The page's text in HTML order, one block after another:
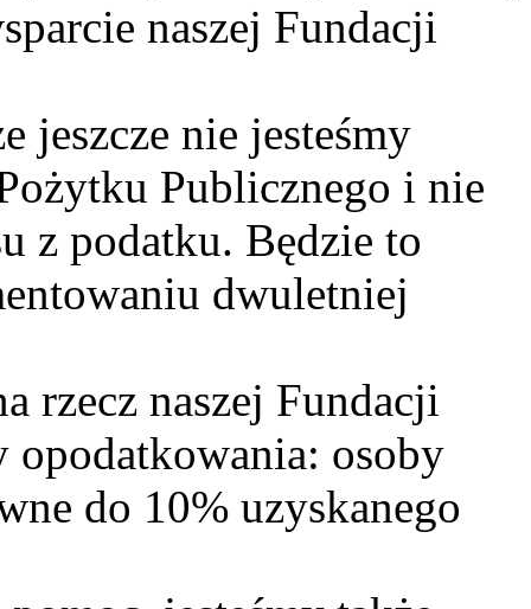
naszej Fundacji
jeszcze nie jesteśmy
Publicznego i nie
z podatku. Będzie to
dwuletniej
rzecz naszej Fundacji
opodatkowania: osoby
do 10% uzyskanego